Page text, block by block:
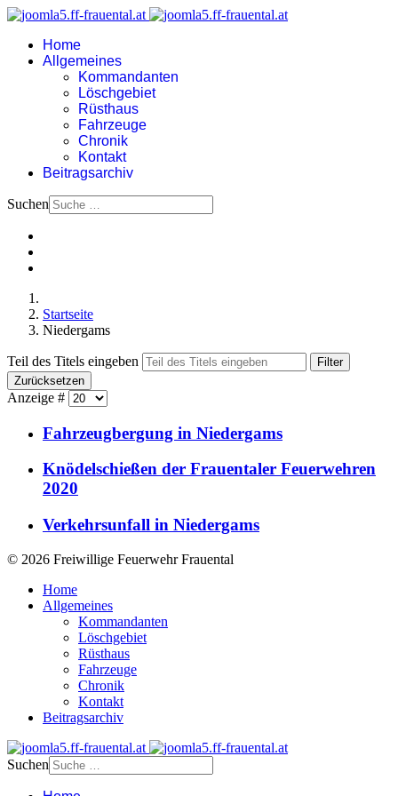
Home
Allgemeines
Kommandanten
Löschgebiet
Rüsthaus
Fahrzeuge
Chronik
Kontakt
Beitragsarchiv
Suchen
Startseite
Niedergams
Teil des Titels eingeben
Filter
Zurücksetzen
Anzeige #
Fahrzeugbergung in Niedergams
Knödelschießen der Frauentaler Feuerwehren
2020
Verkehrsunfall in Niedergams
© 2026 Freiwillige Feuerwehr Frauental
Home
Allgemeines
Kommandanten
Löschgebiet
Rüsthaus
Fahrzeuge
Chronik
Kontakt
Beitragsarchiv
Suchen